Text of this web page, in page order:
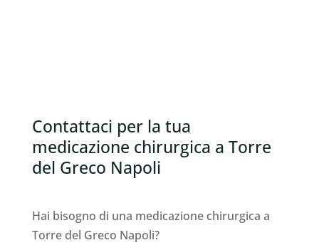
Contattaci per la tua
medicazione chirurgica a Torre
del Greco Napoli
Hai bisogno di una medicazione chirurgica a
Torre del Greco Napoli?